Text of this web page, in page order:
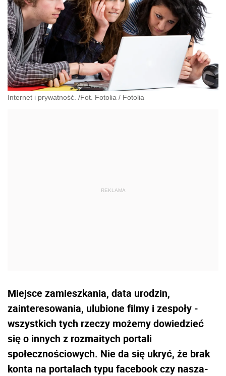
Internet i prywatność. /Fot. Fotolia / Fotolia
Miejsce zamieszkania, data urodzin,
zainteresowania, ulubione filmy i zespoły -
wszystkich tych rzeczy możemy dowiedzieć
się o innych z rozmaitych portali
społecznościowych. Nie da się ukryć, że brak
konta na portalach typu facebook czy nasza-